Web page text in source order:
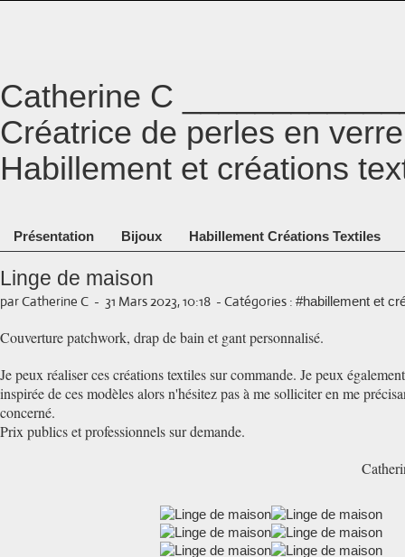
Catherine C
Créatrice de perles en
Habillement et créations
Présentation Bijoux Habillement Créations Textiles
Linge de maison
par Catherine C - 31 Mars 2023, 10:18 - Catégories : #habillement et
Couverture patchwork, drap de bain et gant personnalisé.
Je peux réaliser ces créations textiles sur commande. Je peux
inspirée de ces modèles alors n'hésitez pas à me solliciter en me
concerné.
Prix publics et professionnels sur demande.